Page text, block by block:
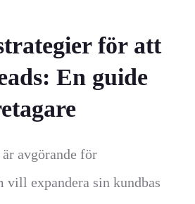
för att
En guide
avgörande för
vill expandera sin kundbas